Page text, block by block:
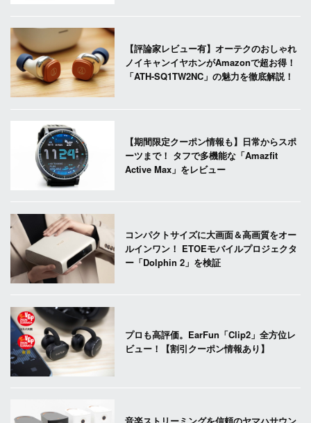
【評論家レビュー有】オーテクのおしゃれ
ノイキャンイヤホンがAmazonで超お得！
「ATH-SQ1TW2NC」の魅力を徹底解説！
【期間限定クーポン情報も】日常からスポ
ーツまで！ タフで多機能な「Amazfit
Active Max」をレビュー
コンパクトサイズに大画面＆高画質をオー
ルインワン！ ETOEモバイルプロジェクタ
ー「Dolphin 2」を検証
プロも高評価。EarFun「Clip2」全方位レ
ビュー！【割引クーポン情報あり】
音楽ストリーミングを信頼のヤマハサウン